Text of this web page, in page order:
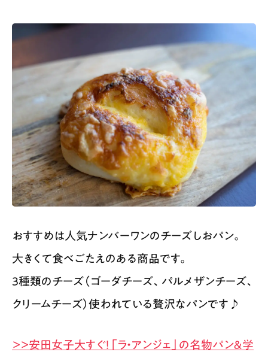
おすすめは人気ナンバーワンのチーズしおパン。
大きくて食べごたえのある商品です。
3種類のチーズ（ゴーダチーズ、パルメザンチーズ、
クリームチーズ）使われている贅沢なパンです♪
＞＞安田女子大すぐ！「ラ・アンジェ」の名物パン＆学